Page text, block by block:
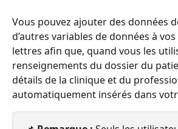
Vous pouvez ajouter des données
d’autres variables de données à
lettres afin que, quand vous les
renseignements du dossier du
détails de la clinique et du
automatiquement insérés dans